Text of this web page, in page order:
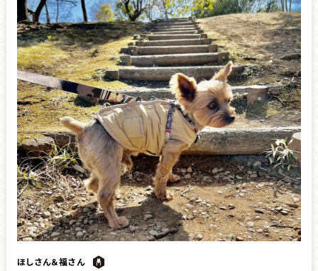
ほしさん＆福さん